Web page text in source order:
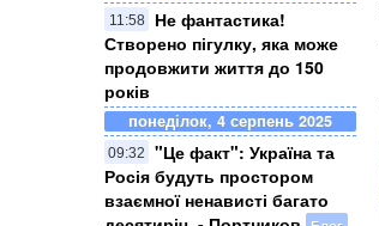
11:58
Не фантастика!
Створено пігулку, яка може
продовжити життя до 150
років
понеділок, 4 серпень 2025
09:32
"Це факт": Україна та
Росія будуть простором
взаємної ненависті багато